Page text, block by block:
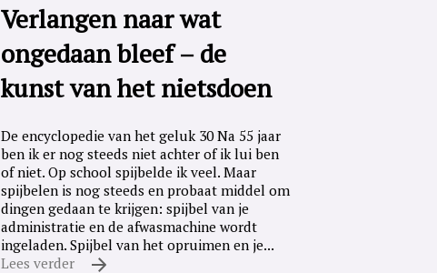
Verlangen naar wat
ongedaan bleef – de
kunst van het nietsdoen
De encyclopedie van het geluk 30 Na 55 jaar
ben ik er nog steeds niet achter of ik lui ben
of niet. Op school spijbelde ik veel. Maar
spijbelen is nog steeds en probaat middel om
dingen gedaan te krijgen: spijbel van je
administratie en de afwasmachine wordt
ingeladen. Spijbel van het opruimen en je...
Lees verder